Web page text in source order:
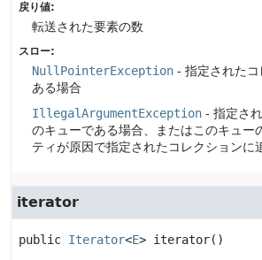
戻り値:
転送された要素の数
スロー:
NullPointerException - 指定された
ある場合
IllegalArgumentException - 指定さ
のキューである場合、またはこのキュー
ティが原因で指定されたコレクションに
iterator
public Iterator<E> iterator()